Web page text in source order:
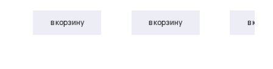
в корзину в корзину в